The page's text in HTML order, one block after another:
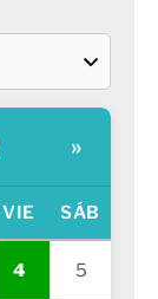
»
VIE SÁB
4 5